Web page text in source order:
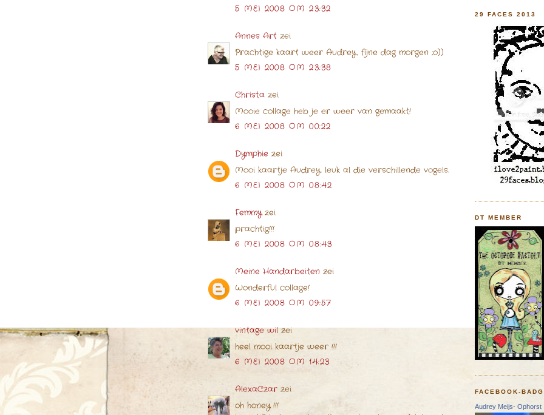
5 MEI 2008 OM 23:32
Annes Art zei
Prachtige kaart weer Audrey, fijne dag morgen ;o))
5 MEI 2008 OM 23:38
Christa zei
Mooie collage heb je er weer van gemaakt!
6 MEI 2008 OM 00:22
Dymphie zei
Mooi kaartje Audrey. leuk al die verschillende vogels.
6 MEI 2008 OM 08:42
Femmyzei
prachtig!!!
6 MEI 2008 OM 08:43
Meine Handarbeiten zei
Wonderful collage!
6 MEI 2008 OM 09:57
vintage wilzei
heel mooi kaartje weer !!!
6 MEI 2008 OM 14:23
AlexaCzar zei
oh honey !!!
29 FACES 2013
DT MEMBER
FACEBOOK-
Audrey Meijs- Ophorst